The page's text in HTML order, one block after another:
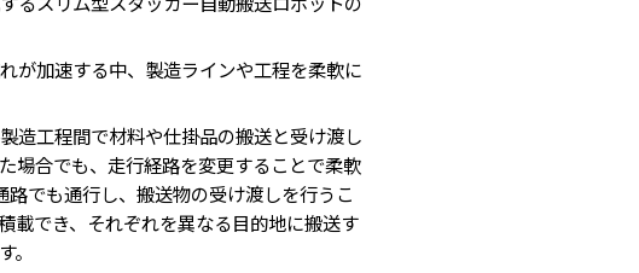
が加速する中、製造ラインや工程を柔軟に
造工程間で材料や仕掛品の搬送と受け渡し
場合でも、走行経路を変更することで柔軟
でも通行し、搬送物の受け渡しを行うこ
載でき、それぞれを異なる目的地に搬送す